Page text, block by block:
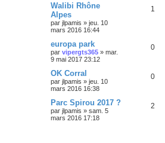
Walibi Rhône
Alpes
par jlpamis » jeu. 10
mars 2016 16:44
1
europa park
par vipergts365 » mar.
9 mai 2017 23:12
0
OK Corral
par jlpamis » jeu. 10
mars 2016 16:38
0
Parc Spirou 2017 ?
par jlpamis » sam. 5
mars 2016 17:18
2